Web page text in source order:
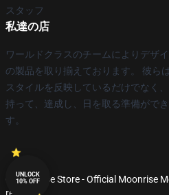
スタッフ
私達の店
ワールドクラスのチームによりデザ
の製品を取り揃えております。 彼ら
スタイルを反映しているだけでなく
持って、達成し、日を取る準備がで
す。
© Moonrise Store - Official Moonrise
UNLOCK
10% OFF